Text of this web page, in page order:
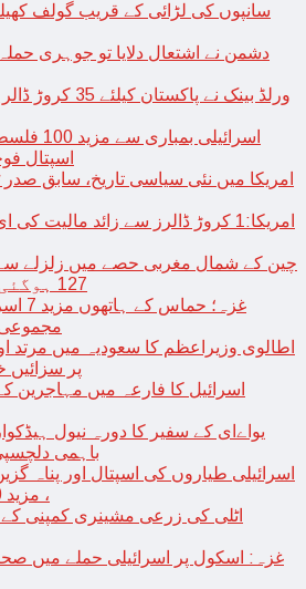
سانپوں کی لڑائی کے قریب گولف
دشمن نے اشتعال دلایا تو جوہری
ورلڈ بینک نے
اسرائیلی
اسپتال
امریکا میں نئی سیاسی تاریخ، سابق
امریکا:1 کروڑ ڈالرز سے زائد
چین کے شمال مغربی حصے میں زلزلے سے
127 ہوگئی، 700 افراد زخمی
مجموعی
اطالوی وزیراعظم کا سعودیہ میں
پر سزائیں
یواےای کے سفیر کا دورہ نیول
باہمی
اسرائیلی طیاروں کی اسپتال اور پناہ
، مزید 90 فلسطینی شہید
اٹلی کی زرعی مشینری کمپنی کے
غزہ: اسکول پر اسرائیلی حملے میں